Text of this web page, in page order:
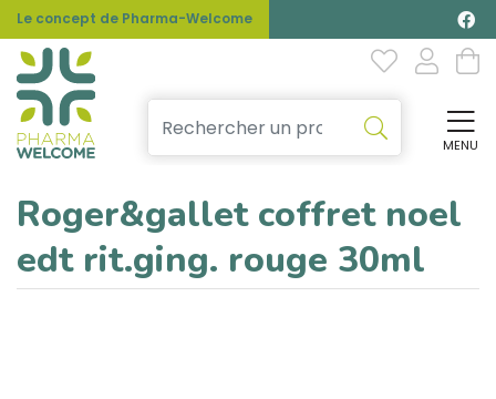
Le concept de Pharma-Welcome
MENU
Roger&gallet coffret noel
edt rit.ging. rouge 30ml